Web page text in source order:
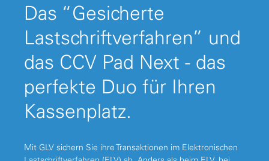
Das “Gesicherte
Lastschriftverfahren” und
das CCV Pad Next - das
perfekte Duo für Ihren
Kassenplatz.
Mit GLV sichern Sie ihre Transaktionen im Elektronischen